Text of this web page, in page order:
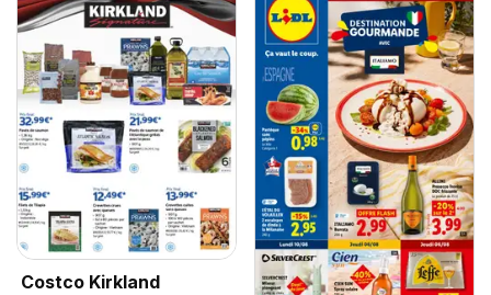
Costco Kirkland